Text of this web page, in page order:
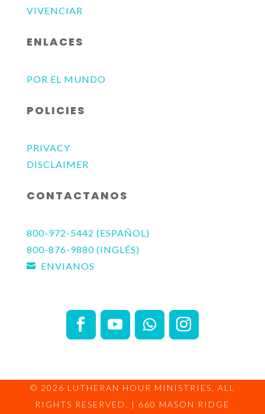
VIVENCIAR
ENLACES
POR EL MUNDO
POLICIES
PRIVACY
DISCLAIMER
CONTACTANOS
800-972-5442 (ESPAÑOL)
800-876-9880 (INGLÉS)
 ENVIANOS
© 2026 LUTHERAN HOUR MINISTRIES
, ALL
RIGHTS RESERVED. | 660 MASON RIDGE